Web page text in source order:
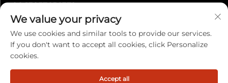
+86-13857656372
E-pošta:
[email protected]
Autorska prava © 2025. Taizhou Baiyun Jixiang Decorative
We value your privacy
We use cookies and similar tools to provide our services.
If you don't want to accept all cookies, click Personalize
cookies.
Accept all